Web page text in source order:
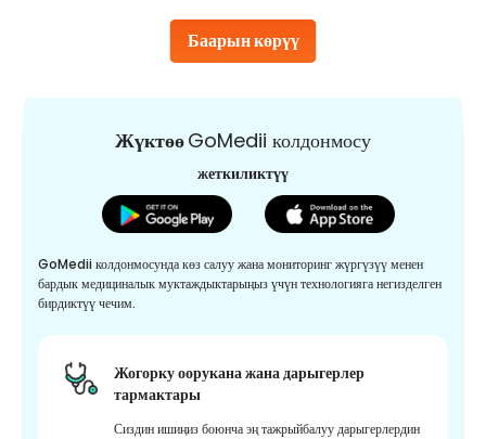
Баарын көрүү
ЖүктөөGoMedii колдонмосу
жеткиликтүү
GoMedii колдонмосунда көз салуу жана мониторинг жүргүзүү менен
бардык медициналык муктаждыктарыңыз үчүн технологияга негизделген
бирдиктүү чечим.
Жогорку оорукана жана дарыгерлер
тармактары
Сиздин ишиңиз боюнча эң тажрыйбалуу дарыгерлердин